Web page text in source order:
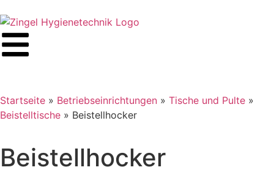
Startseite » Betriebseinrichtungen » Tische und Pulte »
Beistelltische » Beistellhocker
Beistellhocker